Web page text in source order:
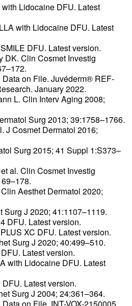
Lidocaine DFU. Latest
with Lidocaine DFU. Latest
DFU. Latest version.
DK. Clin Cosmet Investig
on File. Juvéderm® REF-
January 2022.
L. Clin Interv Aging 2008;
Surg 2013; 39:1758–1766.
J Cosmet Dermatol 2016;
Surg 2015; 41 Suppl 1:S373–
al. Clin Cosmet Investig
Aesthet Dermatol 2020;
Surg J 2020; 41:1107–1119.
DFU. Latest version.
XC DFU. Latest version.
Surg J 2020; 40:499–510.
Latest version.
with Lidocaine DFU. Latest
Latest version.
Surg J 2004; 24:361–364.
on File. INT-VOX-2150005.